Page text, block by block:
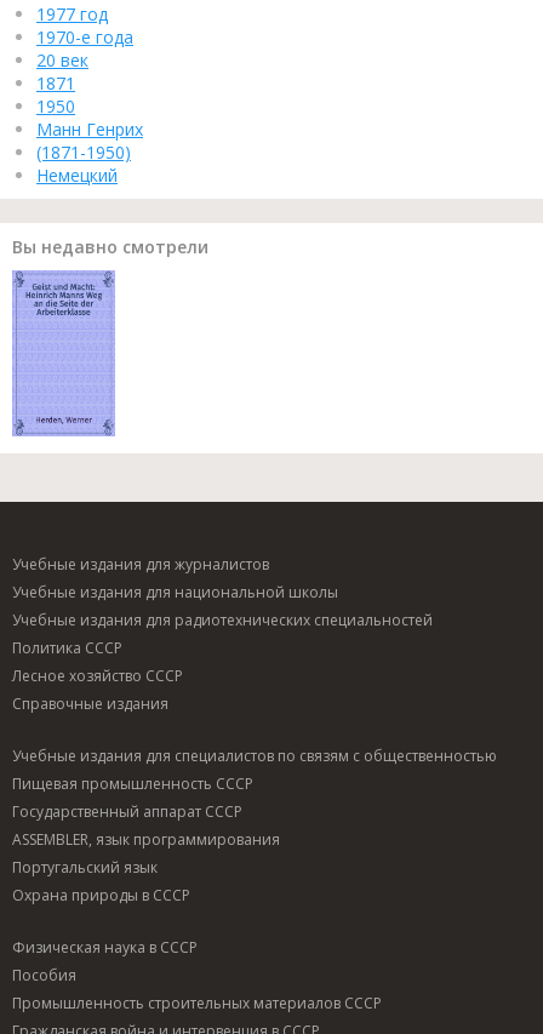
1977 год
1970-е года
20 век
1871
1950
Манн Генрих
(1871-1950)
Немецкий
Вы недавно смотрели
Учебные издания для журналистов
Учебные издания для национальной школы
Учебные издания для радиотехнических специальностей
Политика СССР
Лесное хозяйство СССР
Справочные издания
Учебные издания для специалистов по связям с общественностью
Пищевая промышленность СССР
Государственный аппарат СССР
ASSEMBLER, язык программирования
Португальский язык
Охрана природы в СССР
Физическая наука в СССР
Пособия
Промышленность строительных материалов СССР